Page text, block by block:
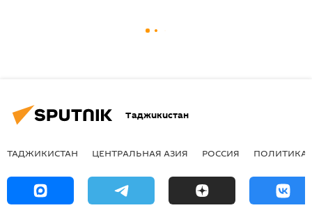
Таджикистан
ТАДЖИКИСТАН ЦЕНТРАЛЬНАЯ АЗИЯ РОССИЯ ПОЛИТИКА